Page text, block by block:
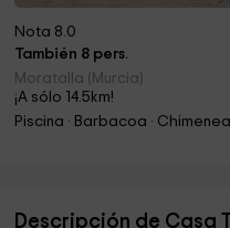
Nota 8.0
También 8 pers.
Moratalla (Murcia)
¡A sólo 14.5km!
Piscina · Barbacoa · Chimenea
Descripción de Casa